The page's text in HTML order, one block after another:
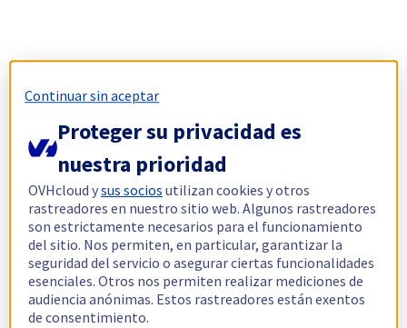
Continuar sin aceptar
Proteger su privacidad es
nuestra prioridad
OVHcloud ysus socios utilizan cookies y otros
rastreadores en nuestro sitio web. Algunos rastreadores
son estrictamente necesarios para el funcionamiento
del sitio. Nos permiten, en particular, garantizar la
seguridad del servicio o asegurar ciertas funcionalidades
esenciales. Otros nos permiten realizar mediciones de
audiencia anónimas. Estos rastreadores están exentos
de consentimiento.